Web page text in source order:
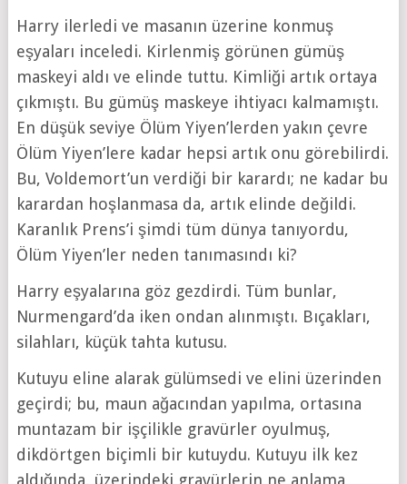
Harry ilerledi ve masanın üzerine konmuş
eşyaları inceledi. Kirlenmiş görünen gümüş
maskeyi aldı ve elinde tuttu. Kimliği artık ortaya
çıkmıştı. Bu gümüş maskeye ihtiyacı kalmamıştı.
En düşük seviye Ölüm Yiyen’lerden yakın çevre
Ölüm Yiyen’lere kadar hepsi artık onu görebilirdi.
Bu, Voldemort’un verdiği bir karardı; ne kadar bu
karardan hoşlanmasa da, artık elinde değildi.
Karanlık Prens’i şimdi tüm dünya tanıyordu,
Ölüm Yiyen’ler neden tanımasındı ki?
Harry eşyalarına göz gezdirdi. Tüm bunlar,
Nurmengard’da iken ondan alınmıştı. Bıçakları,
silahları, küçük tahta kutusu.
Kutuyu eline alarak gülümsedi ve elini üzerinden
geçirdi; bu, maun ağacından yapılma, ortasına
muntazam bir işçilikle gravürler oyulmuş,
dikdörtgen biçimli bir kutuydu. Kutuyu ilk kez
aldığında, üzerindeki gravürlerin ne anlama